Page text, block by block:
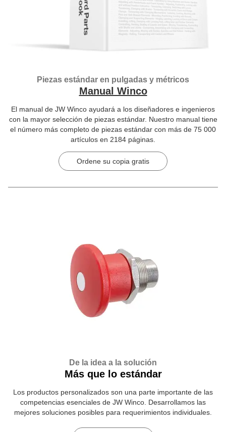
Piezas estándar en pulgadas y métricos
Manual Winco
El manual de JW Winco ayudará a los diseñadores e ingenieros
con la mayor selección de piezas estándar. Nuestro manual tiene
el número más completo de piezas estándar con más de 75 000
artículos en 2184 páginas.
Ordene su copia gratis
De la idea a la solución
Más que lo estándar
Los productos personalizados son una parte importante de las
competencias esenciales de JW Winco. Desarrollamos las
mejores soluciones posibles para requerimientos individuales.